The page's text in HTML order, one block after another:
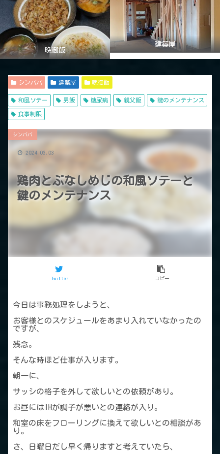
晩御飯
建築屋
シンパパ 建築屋 晩御飯
和風ソテー 男飯 糖尿病 親父飯 鍵のメンテナンス
食事制限
鶏肉とぶなしめじの和風ソテーと
鍵のメンテナンス
シンパパ
Twitter コピー
2024.03.03
今日は事務処理をしようと、
お客様とのスケジュールをあまり入れていなかったの
ですが、
残念。
そんな時ほど仕事が入ります。
朝一に、
サッシの格子を外して欲しいとの依頼があり。
お昼にはIHが調子が悪いとの連絡が入り。
和室の床をフローリングに換えて欲しいとの相談があ
り。
さ、日曜日だし早く帰りますと考えていたら、